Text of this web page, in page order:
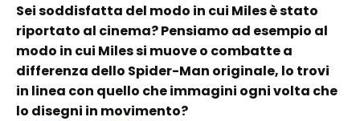
Sei soddisfatta del modo in cui Miles è stato
riportato al cinema? Pensiamo ad esempio al
modo in cui Miles si muove o combatte a
differenza dello Spider-Man originale, lo trovi
in linea con quello che immagini ogni volta che
lo disegni in movimento?